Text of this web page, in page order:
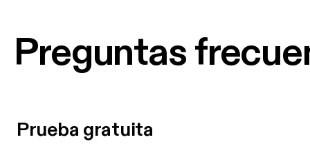
Preguntas
Prueba gratuita